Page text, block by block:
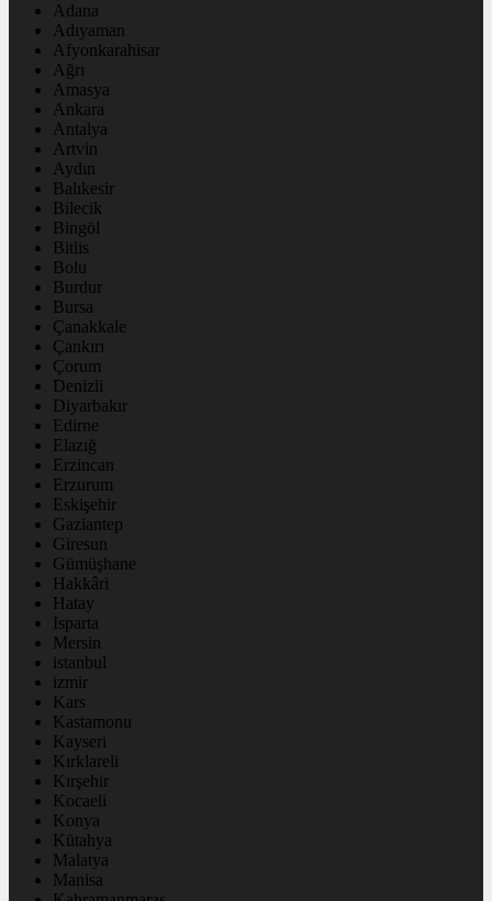
Adana
Adıyaman
Afyonkarahisar
Ağrı
Amasya
Ankara
Antalya
Artvin
Aydın
Balıkesir
Bilecik
Bingöl
Bitlis
Bolu
Burdur
Bursa
Çanakkale
Çankırı
Çorum
Denizli
Diyarbakır
Edirne
Elazığ
Erzincan
Erzurum
Eskişehir
Gaziantep
Giresun
Gümüşhane
Hakkâri
Hatay
Isparta
Mersin
istanbul
izmir
Kars
Kastamonu
Kayseri
Kırklareli
Kırşehir
Kocaeli
Konya
Kütahya
Malatya
Manisa